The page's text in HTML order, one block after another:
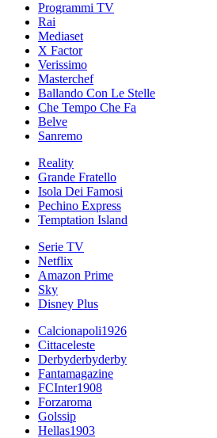
Programmi TV
Rai
Mediaset
X Factor
Verissimo
Masterchef
Ballando Con Le Stelle
Che Tempo Che Fa
Belve
Sanremo
Reality
Grande Fratello
Isola Dei Famosi
Pechino Express
Temptation Island
Serie TV
Netflix
Amazon Prime
Sky
Disney Plus
Calcionapoli1926
Cittaceleste
Derbyderbyderby
Fantamagazine
FCInter1908
Forzaroma
Golssip
Hellas1903